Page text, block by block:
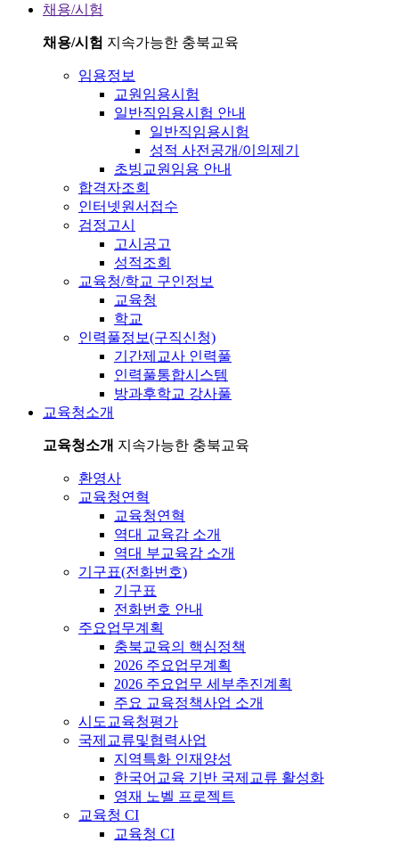
채용/시험
채용/시험 지속가능한 충북교육
임용정보
교원임용시험
일반직임용시험 안내
일반직임용시험
성적 사전공개/이의제기
초빙교원임용 안내
합격자조회
인터넷원서접수
검정고시
고시공고
성적조회
교육청/학교 구인정보
교육청
학교
인력풀정보(구직신청)
기간제교사 인력풀
인력풀통합시스템
방과후학교 강사풀
교육청소개
교육청소개 지속가능한 충북교육
환영사
교육청연혁
교육청연혁
역대 교육감 소개
역대 부교육감 소개
기구표(전화번호)
기구표
전화번호 안내
주요업무계획
충북교육의 핵심정책
2026 주요업무계획
2026 주요업무 세부추진계획
주요 교육정책사업 소개
시도교육청평가
국제교류및협력사업
지역특화 인재양성
한국어교육 기반 국제교류 활성화
영재 노벨 프로젝트
교육청 CI
교육청 CI